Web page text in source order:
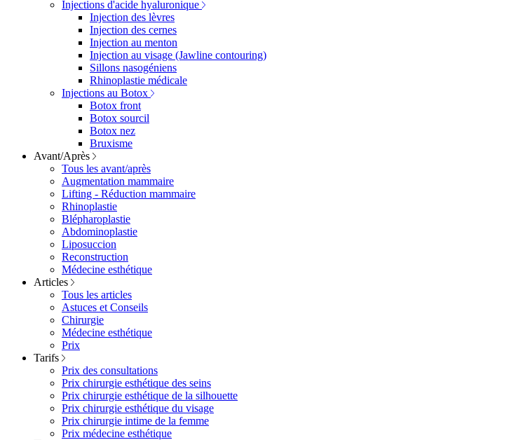
Injections d'acide hyaluronique
Injection des lèvres
Injection des cernes
Injection au menton
Injection au visage (Jawline contouring)
Sillons nasogéniens
Rhinoplastie médicale
Injections au Botox
Botox front
Botox sourcil
Botox nez
Bruxisme
Avant/Après
Tous les avant/après
Augmentation mammaire
Lifting - Réduction mammaire
Rhinoplastie
Blépharoplastie
Abdominoplastie
Liposuccion
Reconstruction
Médecine esthétique
Articles
Tous les articles
Astuces et Conseils
Chirurgie
Médecine esthétique
Prix
Tarifs
Prix des consultations
Prix chirurgie esthétique des seins
Prix chirurgie esthétique de la silhouette
Prix chirurgie esthétique du visage
Prix chirurgie intime de la femme
Prix médecine esthétique